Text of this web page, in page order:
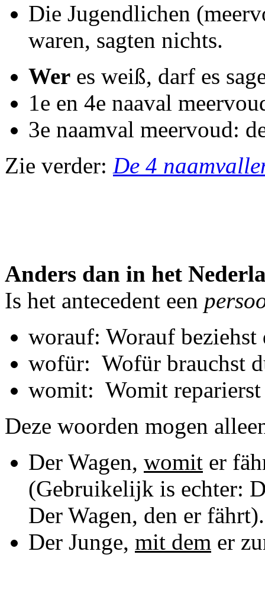
Die Jugendlichen
waren, sagten nichts.
Wer es weiß, darf es
1e en 4e naaval
3e naamval meervoud:
Zie verder: De 4
Anders dan in het
Is het antecedent een
worauf: Worauf beziehst
wofür: Wofür brauchst
womit: Womit reparierst
Deze woorden mogen
Der Wagen, womit er
(Gebruikelijk is echter:
Der Wagen, den er fährt).
Der Junge, mit dem er